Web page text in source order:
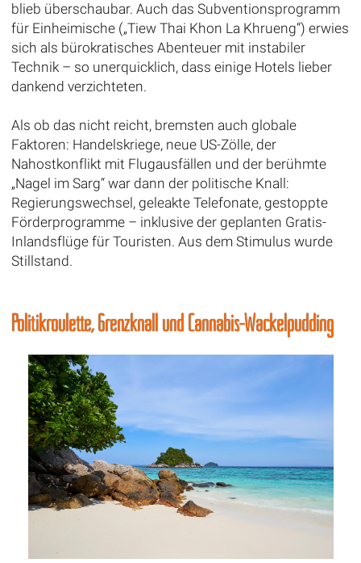
blieb überschaubar. Auch das Subventionsprogramm
für Einheimische („Tiew Thai Khon La Khrueng“) erwies
sich als bürokratisches Abenteuer mit instabiler
Technik – so unerquicklich, dass einige Hotels lieber
dankend verzichteten.
Als ob das nicht reicht, bremsten auch globale
Faktoren: Handelskriege, neue US-Zölle, der
Nahostkonflikt mit Flugausfällen und der berühmte
„Nagel im Sarg“ war dann der politische Knall:
Regierungswechsel, geleakte Telefonate, gestoppte
Förderprogramme – inklusive der geplanten Gratis-
Inlandsflüge für Touristen. Aus dem Stimulus wurde
Stillstand.
Politikroulette, Grenzknall und Cannabis-Wackelpudding